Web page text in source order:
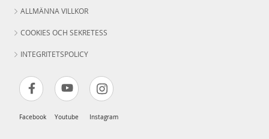
ALLMÄNNA VILLKOR
COOKIES OCH SEKRETESS
INTEGRITETSPOLICY
Facebook Youtube Instagram